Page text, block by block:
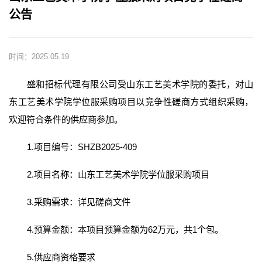
公告
时间：2025.05.19
盛和招标代理有限公司受山东工艺美术学院的委托，对山
东工艺美术学院学位服采购项目以竞争性磋商方式组织采购，
欢迎符合条件的供应商参加。
1.项目编号：SHZB2025-409
2.项目名称：山东工艺美术学院学位服采购项目
3.采购需求：详见磋商文件
4.预算金额：本项目预算金额为62万元，共1个包。
5.供应商资格要求